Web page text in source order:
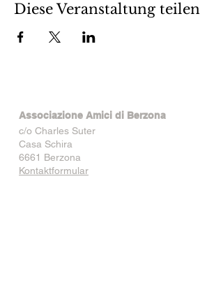
Diese Veranstaltung teilen
Associazione Amici di Berzona
c/o Charles Suter
Casa Schira
6661 Berzona
Kontaktformular